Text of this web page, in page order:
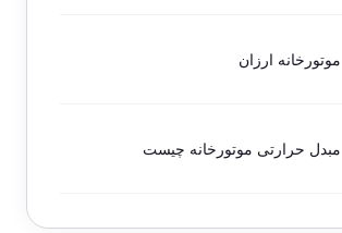
موتورخانه ارزان
مبدل حرارتی موتورخانه چیست